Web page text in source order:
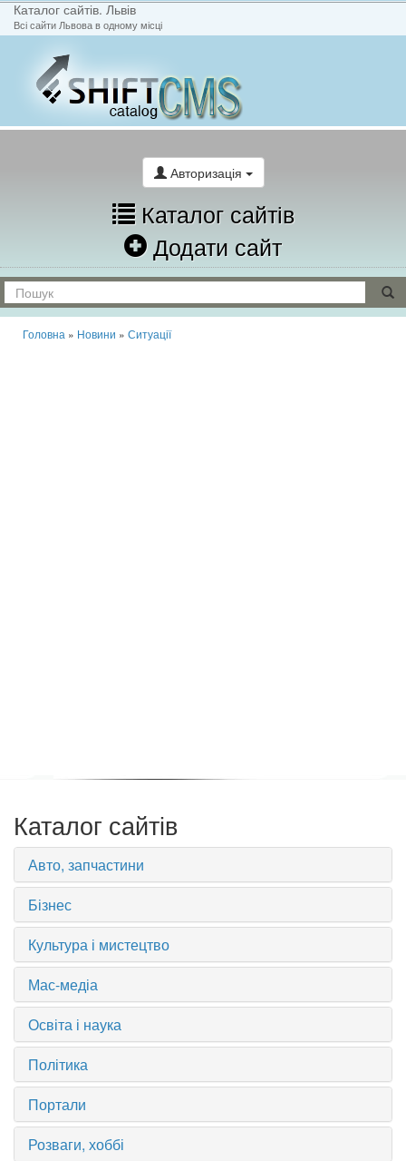
Каталог сайтів. Львів
Всі сайти Львова в одному місці
Авторизація
Каталог сайтів
Додати сайт
Головна » Новини » Ситуації
Каталог сайтів
Авто, запчастини
Бізнес
Культура і мистецтво
Мас-медіа
Освіта і наука
Політика
Портали
Розваги, хоббі